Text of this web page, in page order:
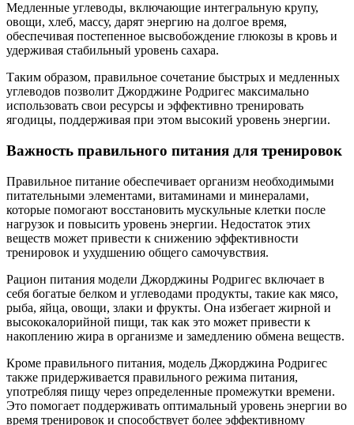
Медленные углеводы, включающие интегральную крупу,
овощи, хлеб, массу, дарят энергию на долгое время,
обеспечивая постепенное высвобождение глюкозы в кровь и
удерживая стабильный уровень сахара.
Таким образом, правильное сочетание быстрых и медленных
углеводов позволит Джорджине Родригес максимально
использовать свои ресурсы и эффективно тренировать
ягодицы, поддерживая при этом высокий уровень энергии.
Важность правильного питания для тренировок
Правильное питание обеспечивает организм необходимыми
питательными элементами, витаминами и минералами,
которые помогают восстановить мускульные клетки после
нагрузок и повысить уровень энергии. Недостаток этих
веществ может привести к снижению эффективности
тренировок и ухудшению общего самочувствия.
Рацион питания модели Джорджины Родригес включает в
себя богатые белком и углеводами продукты, такие как мясо,
рыба, яйца, овощи, злаки и фрукты. Она избегает жирной и
высококалорийной пищи, так как это может привести к
накоплению жира в организме и замедлению обмена веществ.
Кроме правильного питания, модель Джорджина Родригес
также придерживается правильного режима питания,
употребляя пищу через определенные промежутки времени.
Это помогает поддерживать оптимальный уровень энергии во
время тренировок и способствует более эффективному